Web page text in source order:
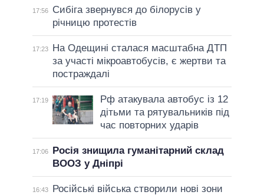
17:56
Сибіга звернувся до білорусів у
річницю протестів
17:23
На Одещині сталася масштабна ДТП
за участі мікроавтобусів, є жертви та
постраждалі
17:19
Рф атакувала автобус із 12
дітьми та рятувальників під
час повторних ударів
17:06
Росія знищила гуманітарний склад
ВООЗ у Дніпрі
16:43
Російські війська створили нові зони